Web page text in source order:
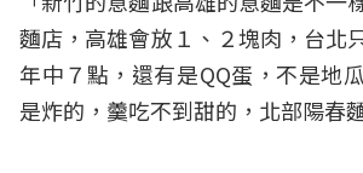
麵店，高雄會放１、２塊肉，台北
年中７點，還有是QQ蛋，不是地
是炸的，羹吃不到甜的，北部陽春